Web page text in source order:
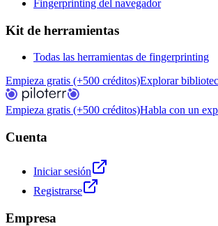
Fingerprinting del navegador
Kit de herramientas
Todas las herramientas de fingerprinting
Empieza gratis (+500 créditos)Explorar
Empieza gratis (+500 créditos)Habla con un
Cuenta
Iniciar sesión
Registrarse
Empresa